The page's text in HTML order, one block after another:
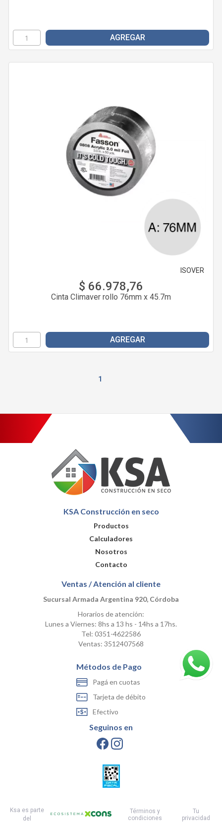
AGREGAR
ISOVER
$ 66.978,76
Cinta Climaver rollo 76mm x 45.7m
AGREGAR
1
KSA Construcción en seco
Productos
Calculadores
Nosotros
Contacto
Ventas / Atención al cliente
Sucursal Armada Argentina 920, Córdoba
Horarios de atención:
Lunes a Viernes: 8hs a 13 hs - 14hs a 17hs.
Tel: 0351-4622586
Ventas: 3512407568
Métodos de Pago
Pagá en cuotas
Tarjeta de débito
Efectivo
Seguinos en
Ksa es parte
del
Términos y
condiciones
Tu
privacidad